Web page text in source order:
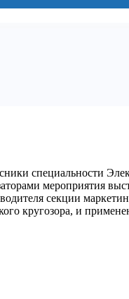
специальности
мероприятия
секции
кругозора, и